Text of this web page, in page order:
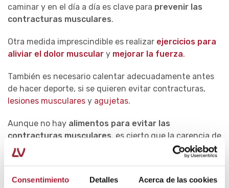
Consentimiento Detalles Acerca de las cookies
caminar y en el día a día es clave para prevenir las
contracturas musculares.
Otra medida imprescindible es realizar ejercicios para
aliviar el dolor muscular y mejorar la fuerza.
También es necesario calentar adecuadamente antes
de hacer deporte, si se quieren evitar contracturas,
lesiones musculares y agujetas.
Aunque no hay alimentos para evitar las
contracturas musculares, es cierto que la carencia de
ciertos nutrientes puede favorecerlas. Entre ellos, el
potasio y el magnesio.
Elpotasiopuede encontrarse en el plátano, el